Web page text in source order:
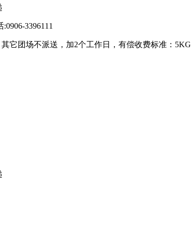
3396111
它团场不派送，加2个工作日，有偿收费标准：